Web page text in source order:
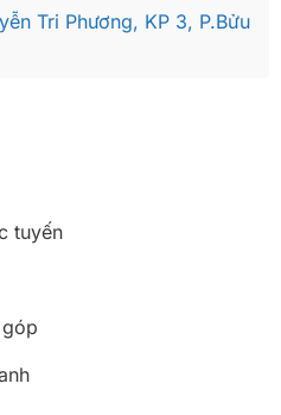
Tri Phương, KP 3, P.Bửu
tuyến